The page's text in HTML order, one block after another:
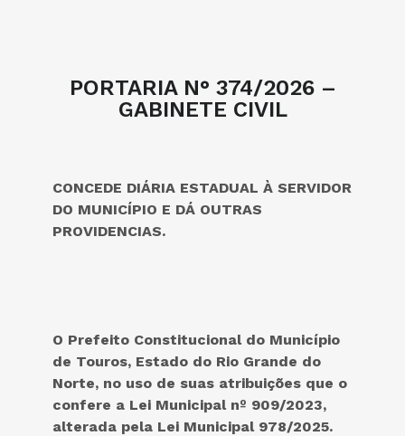
PORTARIA N° 374/2026 –
GABINETE CIVIL
CONCEDE DIÁRIA ESTADUAL À SERVIDOR
DO MUNICÍPIO E DÁ OUTRAS
PROVIDENCIAS.
O Prefeito Constitucional do Município
de Touros, Estado do Rio Grande do
Norte, no uso de suas atribuições que o
confere a Lei Municipal nº 909/2023,
alterada pela Lei Municipal 978/2025.